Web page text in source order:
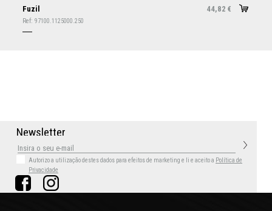
Fuzil 44,82 €
Ref: 97100.1125000.250
Newsletter
Autorizo a utilização destes dados para efeitos de marketing e li e aceito a Política de
Privacidade